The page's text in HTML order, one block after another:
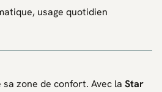
usage quotidien
zone de confort. Avec la Star